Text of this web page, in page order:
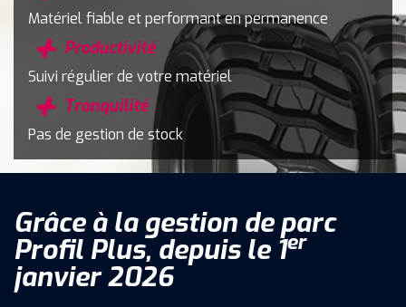
Matériel fiable et performant en permanence
Productivité
Suivi régulier de votre matériel
Tranquilité
Pas de gestion de stock
Grâce à la gestion de parc
Profil Plus, depuis le 1er
janvier2026